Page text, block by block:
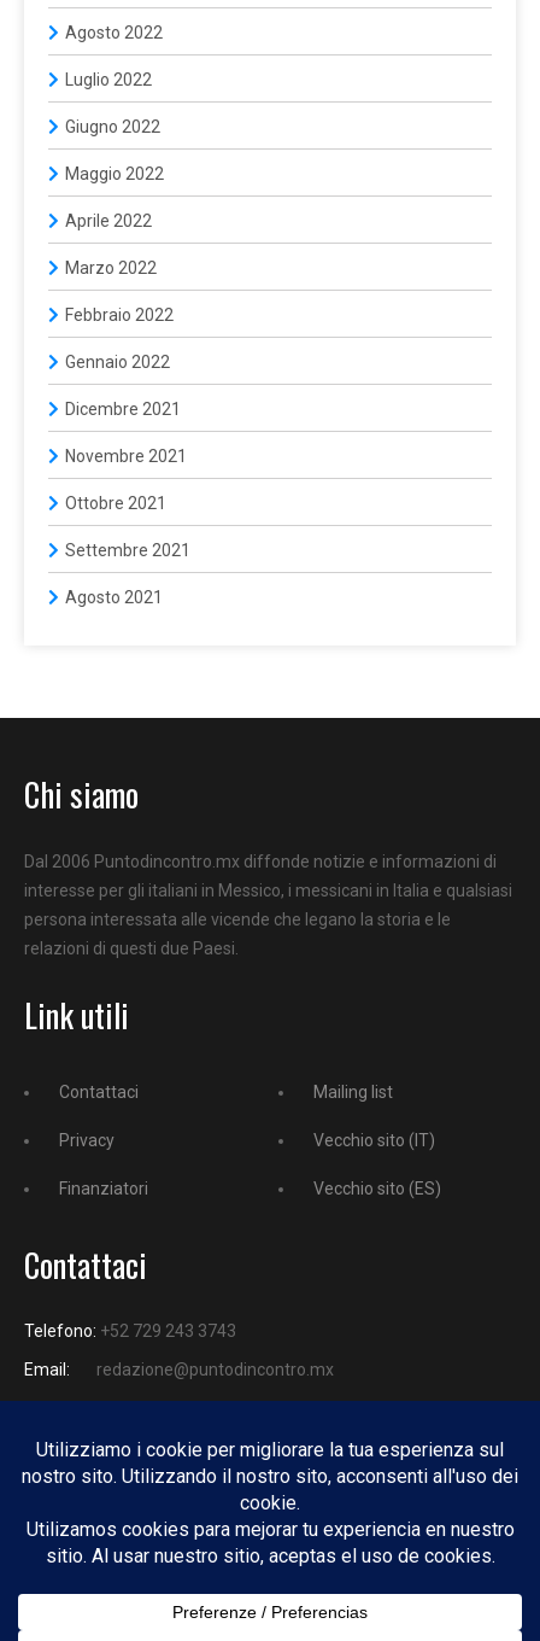
Agosto 2022
Luglio 2022
Giugno 2022
Maggio 2022
Aprile 2022
Marzo 2022
Febbraio 2022
Gennaio 2022
Dicembre 2021
Novembre 2021
Ottobre 2021
Settembre 2021
Agosto 2021
Chi siamo
Dal 2006 Puntodincontro.mx diffonde notizie e informazioni di
interesse per gli italiani in Messico, i messicani in Italia e qualsiasi
persona interessata alle vicende che legano la storia e le
relazioni di questi due Paesi.
Link utili
Contattaci
Privacy
Finanziatori
Mailing list
Vecchio sito (IT)
Vecchio sito (ES)
Contattaci
Telefono: +52 729 243 3743
Email:
redazione@puntodincontro.mx
PUNTODINCONTRO